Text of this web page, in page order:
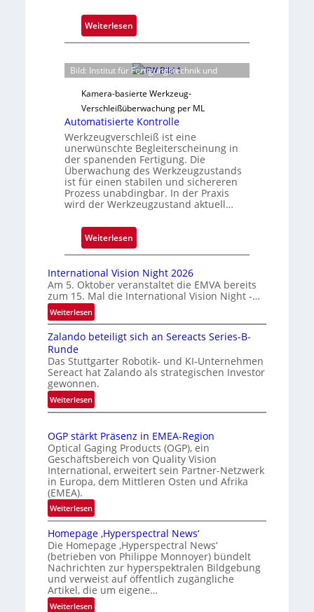
Weiterlesen:
Z
v
r
l
ä
s
s
i
g
e
r
u
k
m
k
n
e
n
n
u
n
Bild: Institut für Fertigungstechnik und
Kamera-basierte Werkzeug-
Verschleißüberwachung per ML
Automatisierte Kontrolle
Werkzeugverschleiß ist eine
unerwünschte Begleiterscheinung in
der spanenden Fertigung. Die
Überwachung des Werkzeugzustands
ist für einen stabilen und sichereren
Prozess unabdingbar. In der Praxis
wird der Werkzeugzustand aktuell…
Weiterlesen:
A
t
o
a
t
s
r
e
K
o
n
o
l
l
e
International Vision Night 2026
Am 5. Oktober veranstaltet die EMVA bereits
zum 15. Mal die International Vision Night -…
Weiterlesen:
I
n
e
r
n
a
o
n
a
l
V
i
s
i
o
n
N
i
g
Zalando beteiligt sich an Sereacts Series-B-
Runde
Das Stuttgarter Robotik- und KI-Unternehmen
Sereact hat Zalando als strategischen Investor
gewonnen.
Weiterlesen:
Z
l
a
n
d
b
e
t
e
i
l
i
g
OGP stärkt Präsenz in EMEA-Region
Optical Gaging Products (OGP), ein
Geschäftsbereich von Quality Vision
International, erweitert sein Partner-Netzwerk
in Europa, dem Mittleren Osten und Afrika
(EMEA).
Weiterlesen:
O
G
P
s
t
ä
r
Homepage ‚Hyperspectral News‘
Die Homepage ‚Hyperspectral News‘
(betrieben von Philippe Monnoyer) bündelt
Nachrichten zur hyperspektralen Bildgebung
und verweist auf öffentlich zugängliche
Artikel, die um eigene…
Weiterlesen: